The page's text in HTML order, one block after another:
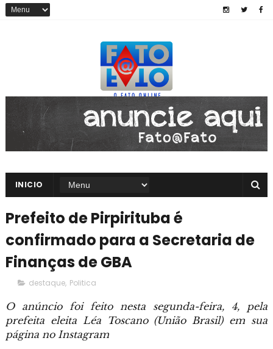
INICIO
Prefeito de Pirpirituba é
confirmado para a Secretaria de
Finanças de GBA
destaque, Politica
O anúncio foi feito nesta segunda-feira, 4, pela
prefeita eleita Léa Toscano (União Brasil) em sua
página no Instagram